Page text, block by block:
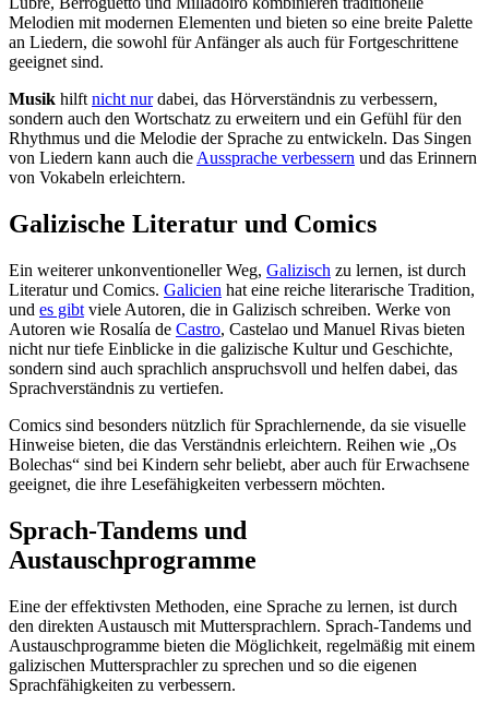
Melodien mit modernen Elementen und bieten so eine breite Palette
an Liedern, die sowohl für Anfänger als auch für Fortgeschrittene
geeignet sind.
Musik hilftnicht nurdabei, das Hörverständnis zu verbessern,
sondern auch den Wortschatz zu erweitern und ein Gefühl für den
Rhythmus und die Melodie der Sprache zu entwickeln. Das Singen
von Liedern kann auch dieAussprache verbessern und das Erinnern
von Vokabeln erleichtern.
Galizische Literatur und Comics
Ein weiterer unkonventioneller Weg, Galizisch zu lernen, ist durch
Literatur und Comics. Galicien hat eine reiche literarische Tradition,
und es gibt viele Autoren, die in Galizisch schreiben. Werke von
Autoren wie Rosalía de Castro, Castelao und Manuel Rivas bieten
nicht nur tiefe Einblicke in die galizische Kultur und Geschichte,
sondern sind auch sprachlich anspruchsvoll und helfen dabei, das
Sprachverständnis zu vertiefen.
Comics sind besonders nützlich für Sprachlernende, da sie visuelle
Hinweise bieten, die das Verständnis erleichtern. Reihen wie „Os
Bolechas“ sind bei Kindern sehr beliebt, aber auch für Erwachsene
geeignet, die ihre Lesefähigkeiten verbessern möchten.
Sprach-Tandems und
Austauschprogramme
Eine der effektivsten Methoden, eine Sprache zu lernen, ist durch
den direkten Austausch mit Muttersprachlern. Sprach-Tandems und
Austauschprogramme bieten die Möglichkeit, regelmäßig mit einem
galizischen Muttersprachler zu sprechen und so die eigenen
Sprachfähigkeiten zu verbessern.